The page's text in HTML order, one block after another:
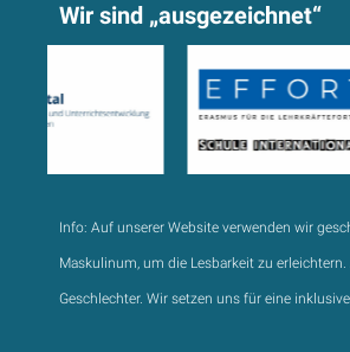
Wir sind „ausgezeichnet“
Info: Auf unserer Website verwenden wir
Maskulinum, um die Lesbarkeit zu
Geschlechter. Wir setzen uns für eine